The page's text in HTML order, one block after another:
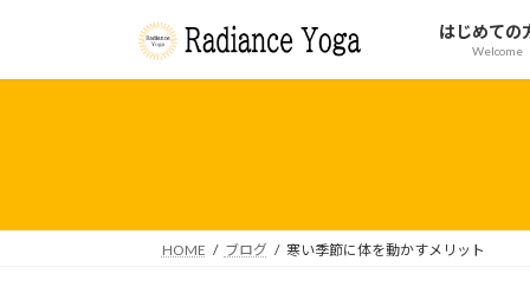
はじめての
Welcome
HOME ブログ 寒い季節に体を動かすメリット